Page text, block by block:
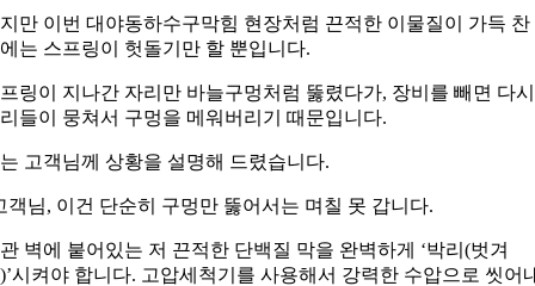
만 이번 대야동하수구막힘 현장처럼 끈적한 이물질이 가득 찬
는 스프링이 헛돌기만 할 뿐입니다.
링이 지나간 자리만 바늘구멍처럼 뚫렸다가, 장비를 빼면 다시
들이 뭉쳐서 구멍을 메워버리기 때문입니다.
고객님께 상황을 설명해 드렸습니다.
객님, 이건 단순히 구멍만 뚫어서는 며칠 못 갑니다.
벽에 붙어있는 저 끈적한 단백질 막을 완벽하게 ‘박리(벗겨
시켜야 합니다. 고압세척기를 사용해서 강력한 수압으로 씻어